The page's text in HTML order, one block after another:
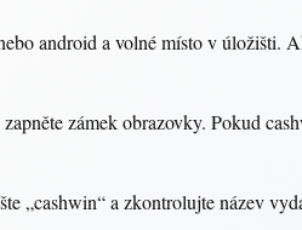
android a volné místo v úložišti.
zámek obrazovky. Pokud
„cashwin“ a zkontrolujte název